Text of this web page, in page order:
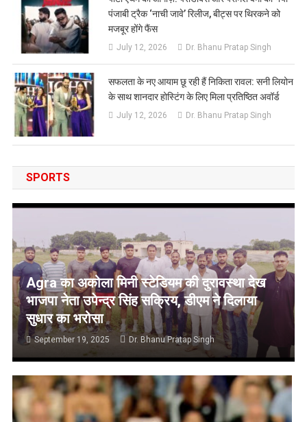
पंजाबी ट्रैक ‘नाची जावे’ रिलीज, बीट्स पर थिरकने को
मजबूर होंगे फैंस
July 12, 2026 Dr. Bhanu Pratap Singh
सफलता के नए आयाम छू रही हैं निकिता रावल: सनी लियोन
के साथ शानदार होस्टिंग के लिए मिला प्रतिष्ठित अवॉर्ड
July 12, 2026 Dr. Bhanu Pratap Singh
SPORTS
Agra का अकोला मिनी स्टेडियम की दुरावस्था देख
भाजपा नेता उपेन्द्र सिंह सक्रिय, डीएम ने दिलाया
सुधार का भरोसा
September 19, 2025 Dr. Bhanu Pratap Singh